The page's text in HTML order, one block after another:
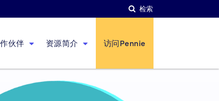
检索
伙伴 资源简介 访问Pennie